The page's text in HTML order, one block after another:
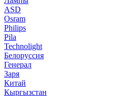
ASD
Osram
Philips
Pila
Technolight
Белоруссия
Генерал
Заря
Китай
Кыргызстан